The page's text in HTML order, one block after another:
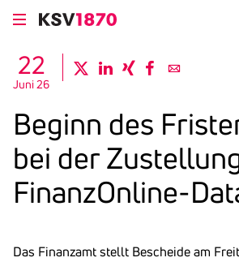
Direkt
zum
22
Juni 26
Beginn des
bei der
Finan­zOn­line-
Das Finanzamt stellt Bescheide am